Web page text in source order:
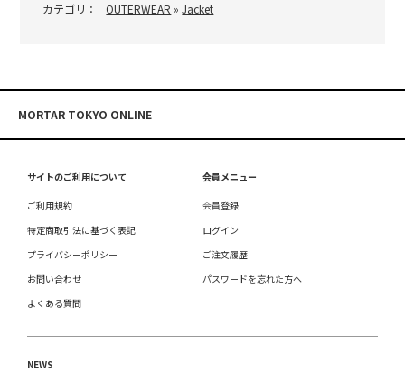
カテゴリ：
OUTERWEAR »Jacket
MORTAR TOKYO ONLINE
サイトのご利用について
ご利用規約
特定商取引法に基づく表記
プライバシーポリシー
お問い合わせ
よくある質問
会員メニュー
会員登録
ログイン
ご注文履歴
パスワードを忘れた方へ
NEWS